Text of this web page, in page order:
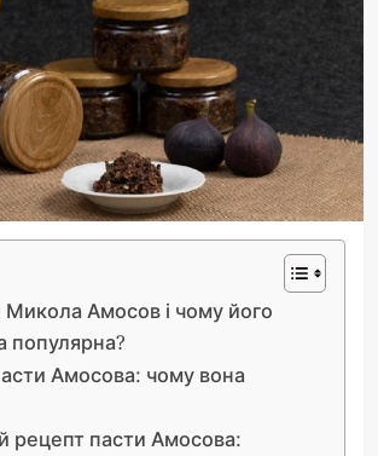
Микола Амосов і чому його
популярна?
Амосова: чому вона
рецепт пасти Амосова: